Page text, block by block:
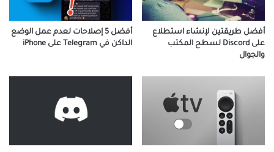
أفضل طريقتين لإنشاء استطلاع
على Discord لسطح المكتب
والجوال
أفضل 5 إصلاحات لعدم عمل الوضع
الداكن في Telegram على iPhone